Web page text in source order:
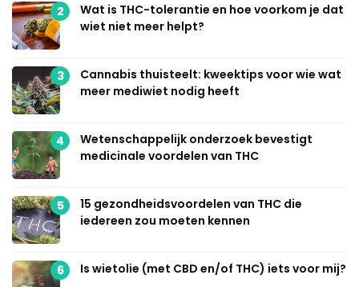
2
Wat is THC-tolerantie en hoe voorkom je dat
wiet niet meer helpt?
3
Cannabis thuisteelt: kweektips voor wie wat
meer mediwiet nodig heeft
4
Wetenschappelijk onderzoek bevestigt
medicinale voordelen van THC
5
15 gezondheidsvoordelen van THC die
iedereen zou moeten kennen
6 Is wietolie (met CBD en/of THC) iets voor mij?